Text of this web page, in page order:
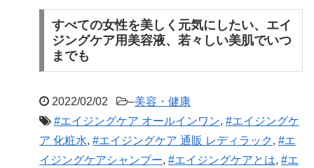
すべての女性を美しく元気にしたい、エイ
ジングケア用美容液、若々しい美肌でいつ
までも
2022/02/02 –美容・健康
#エイジングケア オールインワン, #エイジングケ
ア 化粧水, #エイジングケア 通販 レディラック, #エ
イジングケアシャンプー, #エイジングケアとは, #エ